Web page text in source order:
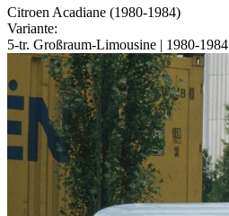
Citroen Acadiane (1980-1984)
Variante:
5-tr. Großraum-Limousine | 1980-1984